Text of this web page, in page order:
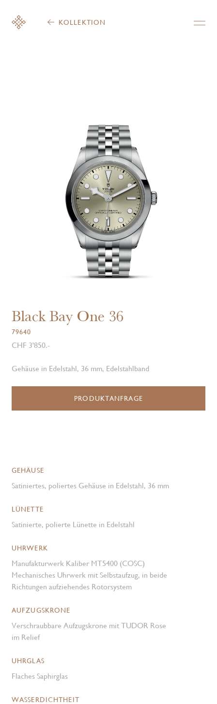
KOLLEKTION
Black Bay One 36
79640
CHF 3'850.-
Gehäuse in Edelstahl, 36 mm, Edelstahlband
PRODUKTANFRAGE
GEHÄUSE
Satiniertes, poliertes Gehäuse in Edelstahl, 36 mm
LÜNETTE
Satinierte, polierte Lünette in Edelstahl
UHRWERK
Manufakturwerk Kaliber MT5400 (COSC)
Mechanisches Uhrwerk mit Selbstaufzug, in beide
Richtungen aufziehendes Rotorsystem
AUFZUGSKRONE
Verschraubbare Aufzugskrone mit TUDOR Rose
im Relief
UHRGLAS
Flaches Saphirglas
WASSERDICHTHEIT